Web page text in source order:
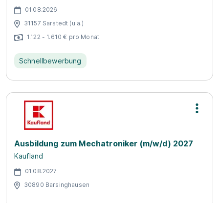
01.08.2026
31157 Sarstedt (u.a.)
1.122 - 1.610 € pro Monat
Schnellbewerbung
Ausbildung zum Mechatroniker (m/w/d) 2027
Kaufland
01.08.2027
30890 Barsinghausen